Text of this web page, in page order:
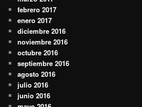
febrero 2017
enero 2017
diciembre 2016
noviembre 2016
octubre 2016
septiembre 2016
agosto 2016
julio 2016
junio 2016